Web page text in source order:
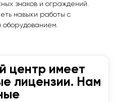
знаков и ограждений.
навыки работы с
оборудованием.
центр имеет
лицензии. Нам